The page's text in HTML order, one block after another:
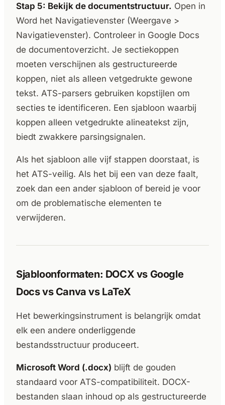
Stap 5: Bekijk de documentstructuur. Open in
Word het Navigatievenster (Weergave >
Navigatievenster). Controleer in Google Docs
de documentoverzicht. Je sectiekoppen
moeten verschijnen als gestructureerde
koppen, niet als alleen vetgedrukte gewone
tekst. ATS-parsers gebruiken kopstijlen om
secties te identificeren. Een sjabloon waarbij
koppen alleen vetgedrukte alineatekst zijn,
biedt zwakkere parsingsignalen.
Als het sjabloon alle vijf stappen doorstaat, is
het ATS-veilig. Als het bij een van deze faalt,
zoek dan een ander sjabloon of bereid je voor
om de problematische elementen te
verwijderen.
Sjabloonformaten: DOCX vs Google
Docs vs Canva vs LaTeX
Het bewerkingsinstrument is belangrijk omdat
elk een andere onderliggende
bestandsstructuur produceert.
Microsoft Word (.docx) blijft de gouden
standaard voor ATS-compatibiliteit. DOCX-
bestanden slaan inhoud op als gestructureerde